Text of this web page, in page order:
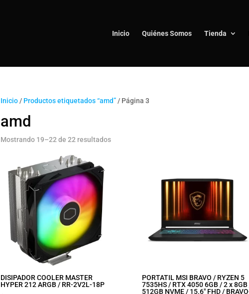
Inicio Quiénes Somos Tienda
Inicio/ Productos etiquetados “amd”/ Página 3
amd
Mostrando 19–22 de 22 resultados
DISIPADOR COOLER MASTER
HYPER 212 ARGB / RR-2V2L-18P
PORTATIL MSI BRAVO / RYZEN 5
7535HS / RTX 4050 6GB / 2 x 8GB
512GB NVME / 15.6″ FHD /